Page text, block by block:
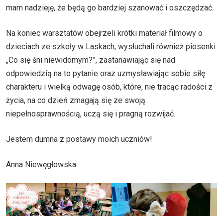
mam nadzieję, że będą go bardziej szanować i oszczędzać.
Na koniec warsztatów obejrzeli krótki materiał filmowy o
dzieciach ze szkoły w Laskach, wysłuchali również piosenki
„Co się śni niewidomym?”, zastanawiając się nad
odpowiedzią na to pytanie oraz uzmysławiając sobie siłę
charakteru i wielką odwagę osób, które, nie tracąc radości z
życia, na co dzień zmagają się ze swoją
niepełnosprawnością, uczą się i pragną rozwijać.
Jestem dumna z postawy moich uczniów!
Anna Niewęgłowska